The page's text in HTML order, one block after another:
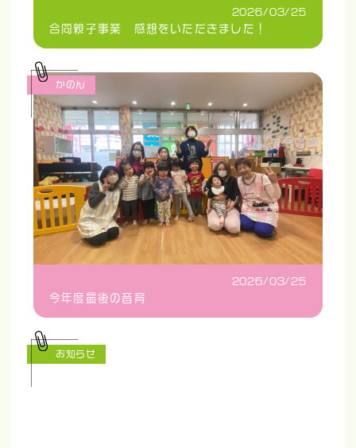
2026/03/25
合同親子事業 感想をいただきました！
2026/03/25
今年度最後の音育
かのん
お知らせ